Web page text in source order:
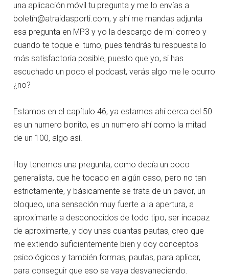
una aplicación móvil tu pregunta y me lo envías a
boletín@atraidasporti.com, y ahí me mandas adjunta
esa pregunta en MP3 y yo la descargo de mi correo y
cuando te toque el turno, pues tendrás tu respuesta lo
más satisfactoria posible, puesto que yo, si has
escuchado un poco el podcast, verás algo me le ocurro
¿no?
Estamos en el capítulo 46, ya estamos ahí cerca del 50
es un numero bonito, es un numero ahí como la mitad
de un 100, algo así.
Hoy tenemos una pregunta, como decía un poco
generalista, que he tocado en algún caso, pero no tan
estrictamente, y básicamente se trata de un pavor, un
bloqueo, una sensación muy fuerte a la apertura, a
aproximarte a desconocidos de todo tipo, ser incapaz
de aproximarte, y doy unas cuantas pautas, creo que
me extiendo suficientemente bien y doy conceptos
psicológicos y también formas, pautas, para aplicar,
para conseguir que eso se vaya desvaneciendo.